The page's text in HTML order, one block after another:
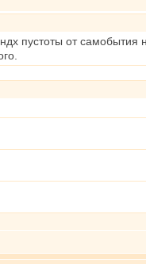
пустоты от самобытия